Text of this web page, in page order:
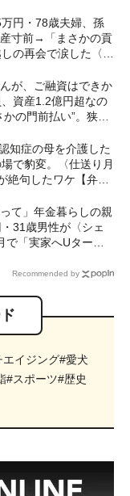
円・78歳夫婦、孫
寸前→「まさかの貢
の再会で涙した〈孫
が、ご融資はできか
資産1.2億円超なの
の門前払い”。狭い
知症の母を介護した
で豹変。〈仕送り月
絶句したワケ【弁護
て」年金暮らしの親
31歳男性が〈シェ
で「実家へUター
Recommended by
エイジング#愛犬
#スポーツ#歴史